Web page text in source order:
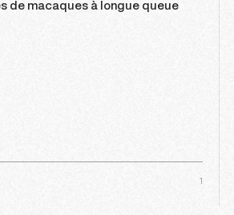
de macaques à longue queue
1